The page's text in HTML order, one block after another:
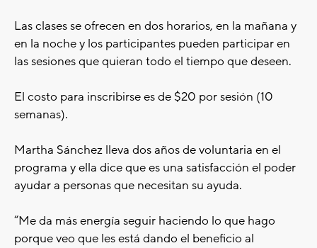
Las clases se ofrecen en dos horarios, en la mañana y
en la noche y los participantes pueden participar en
las sesiones que quieran todo el tiempo que deseen.
El costo para inscribirse es de $20 por sesión (10
semanas).
Martha Sánchez lleva dos años de voluntaria en el
programa y ella dice que es una satisfacción el poder
ayudar a personas que necesitan su ayuda.
“Me da más energía seguir haciendo lo que hago
porque veo que les está dando el beneficio al